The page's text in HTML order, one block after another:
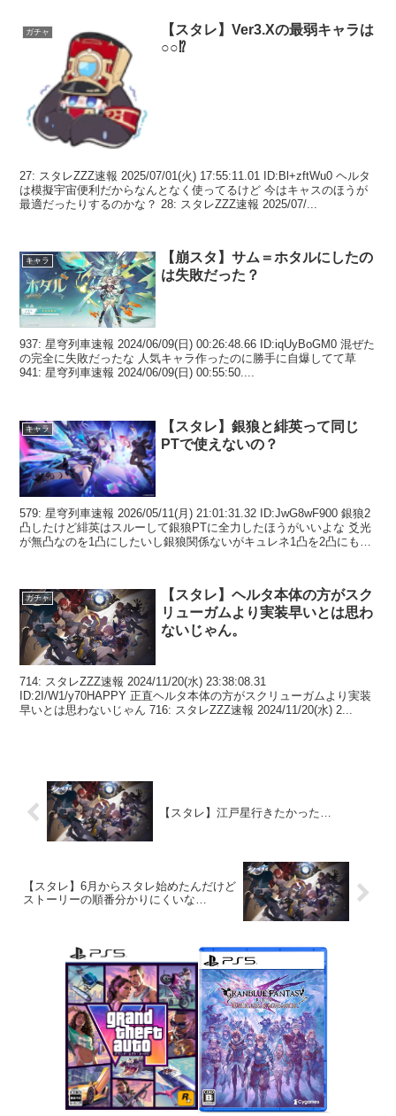
ガチャ
【スタレ】Ver3.Xの最弱キャラは
○○⁉
27: スタレZZZ速報 2025/07/01(火) 17:55:11.01 ID:Bl+zftWu0 ヘルタ
は模擬宇宙便利だからなんとなく使ってるけど 今はキャスのほうが
最適だったりするのかな？ 28: スタレZZZ速報 2025/07/...
キャラ
【崩スタ】サム＝ホタルにしたの
は失敗だった？
937: 星穹列車速報 2024/06/09(日) 00:26:48.66 ID:iqUyBoGM0 混ぜた
の完全に失敗だったな 人気キャラ作ったのに勝手に自爆してて草
941: 星穹列車速報 2024/06/09(日) 00:55:50....
キャラ
【スタレ】銀狼と緋英って同じ
PTで使えないの？
579: 星穹列車速報 2026/05/11(月) 21:01:31.32 ID:JwG8wF900 銀狼2
凸したけど緋英はスルーして銀狼PTに全力したほうがいいよな 爻光
が無凸なのを1凸にしたいし銀狼関係ないがキュレネ1凸を2凸にもし
ガチャ
【スタレ】ヘルタ本体の方がスク
リューガムより実装早いとは思わ
ないじゃん。
714: スタレZZZ速報 2024/11/20(水) 23:38:08.31
ID:2I/W1/y70HAPPY 正直ヘルタ本体の方がスクリューガムより実装
早いとは思わないじゃん 716: スタレZZZ速報 2024/11/20(水) 2...
【スタレ】江戸星行きたかった…
【スタレ】6月からスタレ始めたんだけど
ストーリーの順番分かりにくいな…